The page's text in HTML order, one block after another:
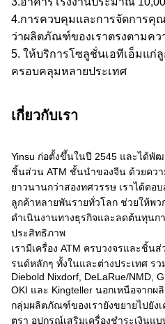
4.การควบคุมและการจัดการคุ
ว่าผลิตภัณฑ์ของเราตรงตามคว
5. ให้บริการโซลูชั่นเอทีเอ็มแก่
ครอบคลุมหลายประเทศ
เกี่ยวกับเรา
Yinsu ก่อตั้งขึ้นในปี 2545 และได้พั
ชิ้นส่วน ATM ชั้นนำของจีน ด้วยคว
ยาวนานกว่าสองทศวรรษ เราได้ตอ
ลูกค้าหลายพันรายทั่วโลก ช่วยให้พว
ดำเนินงานทางธุรกิจและลดต้นทุนก
ประสิทธิภาพ
เรามีเครื่อง ATM ครบวงจรและชิ้
รนด์หลักๆ ทั้งในและต่างประเทศ รว
Diebold Nixdorf, DeLaRue/NMD,
OKI และ Kingteller นอกเหนือจาก
กลุ่มผลิตภัณฑ์ของเรายังขยายไปยังเ
ตรา อุปกรณ์เสริมเครื่องชำระเงินแบ